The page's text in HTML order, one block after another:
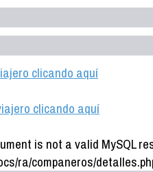
clicando aquí
clicando aquí
is not a valid MySQL
ra/companeros/